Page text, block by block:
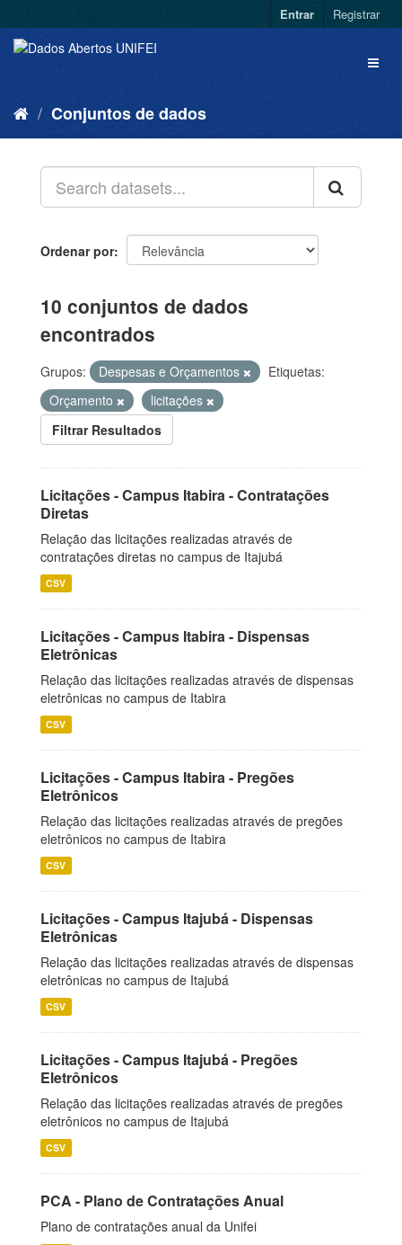
Entrar Registrar
Conjuntos de dados
Ordenar por
10 conjuntos de dados
encontrados
Grupos: Despesas e Orçamentos
Etiquetas:
Orçamento
licitações
Filtrar Resultados
Licitações - Campus Itabira - Contratações
Diretas
Relação das licitações realizadas através de
contratações diretas no campus de Itajubá
CSV
Licitações - Campus Itabira - Dispensas
Eletrônicas
Relação das licitações realizadas através de dispensas
eletrônicas no campus de Itabira
CSV
Licitações - Campus Itabira - Pregões
Eletrônicos
Relação das licitações realizadas através de pregões
eletrônicos no campus de Itabira
CSV
Licitações - Campus Itajubá - Dispensas
Eletrônicas
Relação das licitações realizadas através de dispensas
eletrônicas no campus de Itajubá
CSV
Licitações - Campus Itajubá - Pregões
Eletrônicos
Relação das licitações realizadas através de pregões
eletrônicos no campus de Itajubá
CSV
PCA - Plano de Contratações Anual
Plano de contratações anual da Unifei